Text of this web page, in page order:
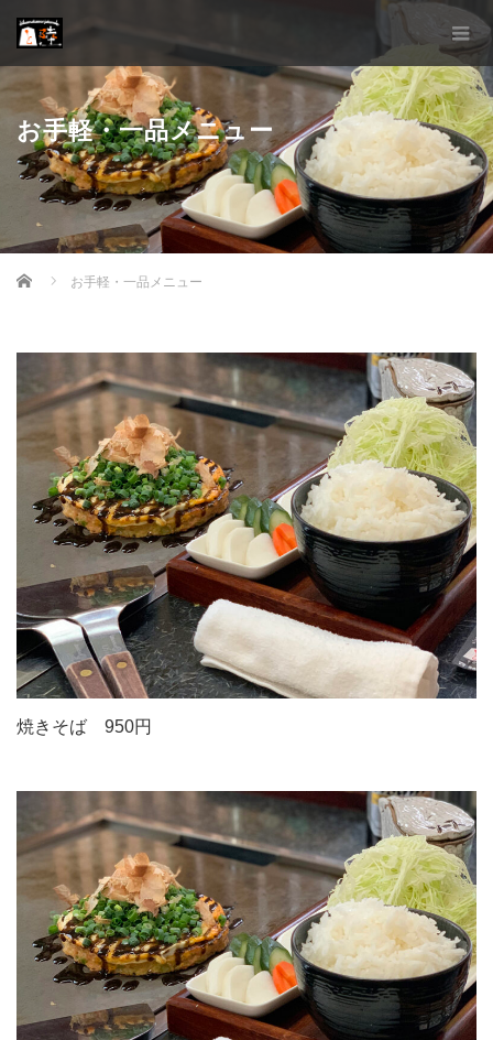
お手軽・一品メニュー
Home お手軽・一品メニュー
焼きそば 950円